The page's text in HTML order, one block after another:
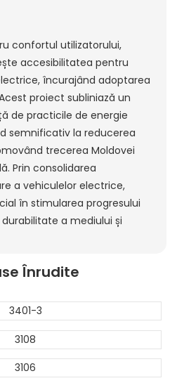
confortul utilizatorului,
accesibilitatea pentru
încurajând adoptarea
proiect subliniază un
de practicile de energie
semnificativ la reducerea
trecerea Moldovei
Prin consolidarea
a vehiculelor electrice,
în stimularea progresului
a mediului și
Înrudite